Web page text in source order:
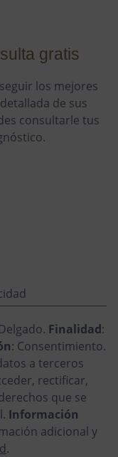
gratis
los mejores
de sus
consultarle tus
Finalidad:
: Consentimiento.
a terceros
rectificar,
que se
Información
adicional y
.